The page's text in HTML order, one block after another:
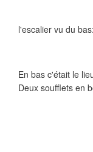
l'escalier vu du bas:
En bas c'était le
Deux soufflets en